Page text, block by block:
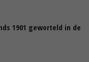
1901 geworteld in de